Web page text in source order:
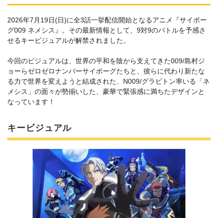
2026年7月19日(日)に全3話一挙配信開始となるアニメ『サイボー
グ009 ネメシス』。その最新情報として、9対9のバトルを予感さ
せるキービジュアルが解禁されました。
今回のビジュアルは、世界の平和を陰から支えてきた009/島村ジ
ョーらゼロゼロナンバーサイボーグたちと、彼らに代わり新たな
る力で世界を変えようと結成された、N009/グラビトン率いる「ネ
メシス」の面々が勢揃いした、豪華で緊張感に満ちたデザインと
なっています！
キービジュアル